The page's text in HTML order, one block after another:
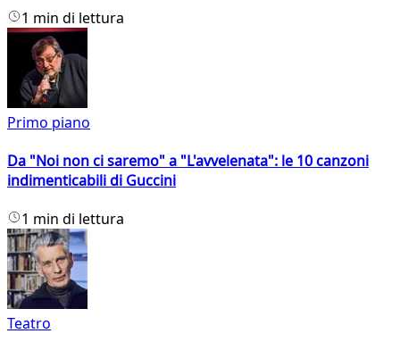
1 min di lettura
Primo piano
Da "Noi non ci saremo" a "L'avvelenata": le 10 canzoni
indimenticabili di Guccini
1 min di lettura
Teatro